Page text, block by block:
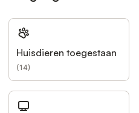
Huisdieren toegestaan
(14)